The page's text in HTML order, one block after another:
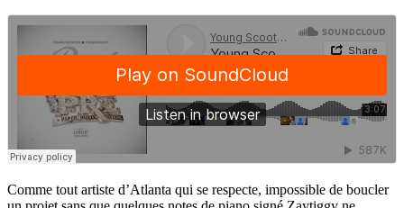
Comme tout artiste d’Atlanta qui se respecte, impossible de boucler